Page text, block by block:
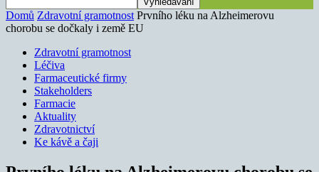
Domů Zdravotní gramotnost Prvního léku na Alzheimerovu
chorobu se dočkaly i země EU
Zdravotní gramotnost
Léčiva
Farmaceutické firmy
Stakeholders
Farmacie
Aktuality
Zdravotnictví
Ke kávě a čaji